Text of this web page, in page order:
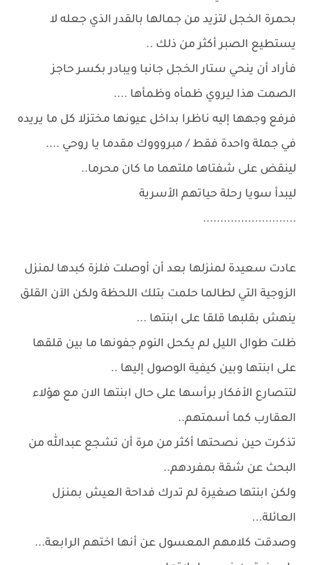
بحمرة الخجل لتزيد من جمالها بالقدر الذي جعله لا
يستطيع الصبر أكثر من ذلك ..
فأراد أن ينحي ستار الخجل جانبا ويبادر بكسر حاجز
الصمت هذا ليروي ظمأه وظمأها ....
فرفع وجهها إليه ناظرا بداخل عيونها مختزلا كل ما يريده
في جملة واحدة فقط / مبروووك مقدما يا روحي ....
لينقض على شفتاها ملتهما ما كان محرما..
ليبدأ سويا رحلة حياتهم الأسرية
...........................
عادت سعيدة لمنزلها بعد أن أوصلت فلزة كبدها لمنزل
الزوجية التي لطالما حلمت بتلك اللحظة ولكن الآن القلق
ينهش بقلبها قلقا على ابنتها ...
ظلت طوال الليل لم يكحل النوم جفونها ما بين قلقها
على ابنتها وبين كيفية الوصول إليها ..
لتتصارع الأفكار برأسها على حال ابنتها الان مع هؤلاء
العقارب كما أسمتهم..
تذكرت حين نصحتها أكثر من مرة أن تشجع عبدالله من
البحث عن شقة بمفردهم..
ولكن ابنتها صغيرة لم تدرك فداحة العيش بمنزل
العائلة...
وصدقت كلامهم المعسول عن أنها اختهم الرابعة...